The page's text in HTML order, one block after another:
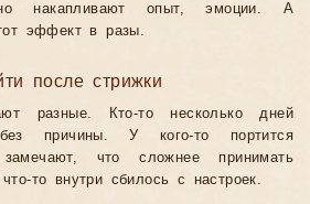
накапливают опыт, эмоции. А
эффект в разы.
после стрижки
разные. Кто-то несколько дней
причины. У кого-то портится
что сложнее принимать
то внутри сбилось с настроек.